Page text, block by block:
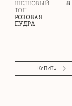
ШЕЛКОВЫЙ
ТОП
РОЗОВАЯ
ПУДРА
8
КУПИТЬ